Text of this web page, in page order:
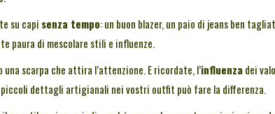
su capi senza tempo: un buon blazer, un paio di jeans ben
paura di mescolare stili e influenze.
scarpa che attira l’attenzione. E ricordate, l’influenza dei
dettagli artigianali nei vostri outfit può fare la differenza.